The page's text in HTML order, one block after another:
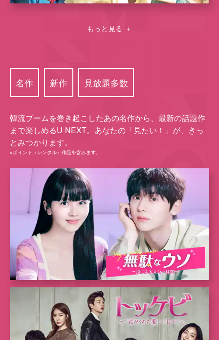
もっと見る ＋
名作 新作 ⾒放題多数
韓流ブームを巻き起こしたあの名作から、最新の話題作
まで楽しめるU-NEXT。あなたの「⾒たい！」が、きっ
とみつかります。
※ポイント（レンタル）作品を含みます。